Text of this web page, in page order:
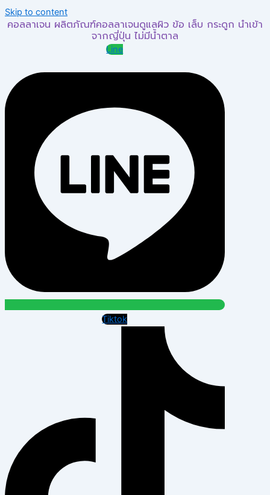
Skip to content
คอลลาเจน ผลิตภัณฑ์คอลลาเจนดูแลผิว ข้อ เล็บ กระดูก นำเข้า
จากญี่ปุ่น ไม่มีน้ำตาล
Line
Tiktok